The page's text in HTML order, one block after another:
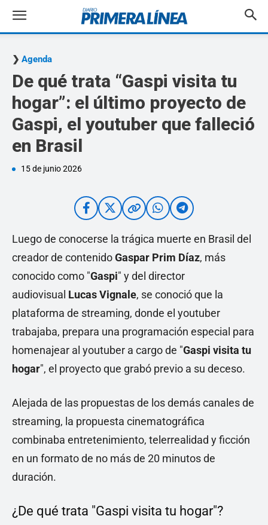
Agenda
De qué trata “Gaspi visita tu
hogar”: el último proyecto de
Gaspi, el youtuber que falleció
en Brasil
15 de junio 2026
Luego de conocerse la trágica muerte en Brasil del
creador de contenidoGaspar Prim Díaz, más
conocido como "Gaspi" y del director
audiovisual Lucas Vignale, se conoció que la
plataforma de streaming, donde el youtuber
trabajaba, prepara una programación especial para
homenajear al youtuber a cargo de "Gaspi visita tu
hogar", el proyecto que grabó previo a su deceso.
Alejada de las propuestas de los demás canales de
streaming, la propuesta cinematográfica
combinaba entretenimiento, telerrealidad y ficción
en un formato de no más de 20 minutos de
duración.
¿De qué trata "Gaspi visita tu hogar"?